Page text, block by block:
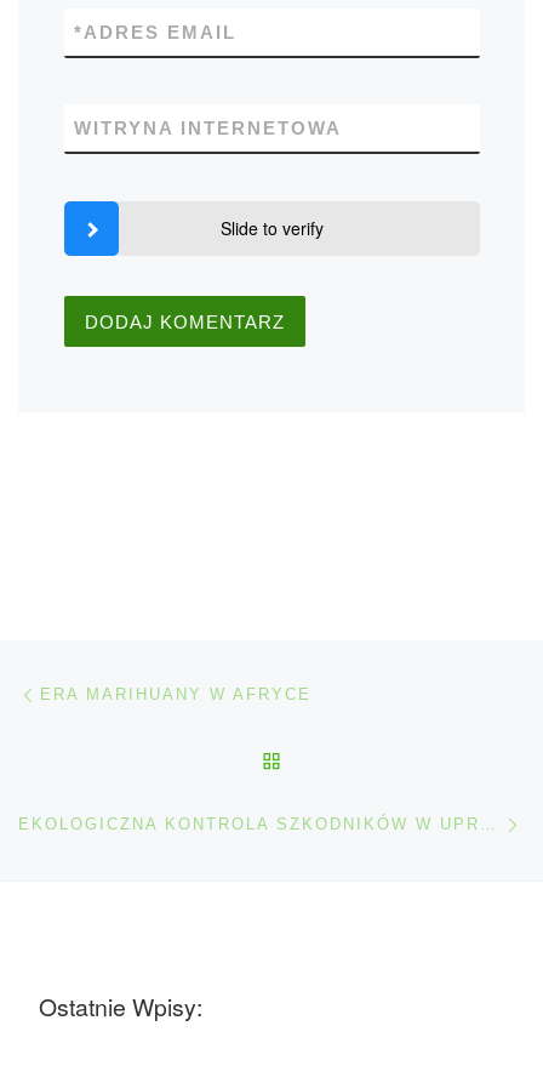
ADRES EMAIL
*
WITRYNA INTERNETOWA
Slide to verify
Nawigacja wpisu
ERA MARIHUANY W AFRYCE
EKOLOGICZNA KONTROLA SZKODNIKÓW W UPRAWIE MARIHUANY
Ostatnie Wpisy: